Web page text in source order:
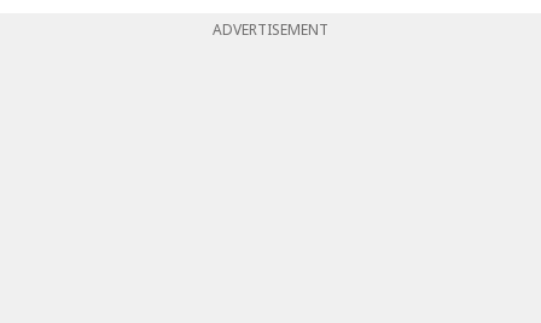
ADVERTISEMENT